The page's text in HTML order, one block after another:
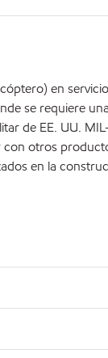
en
se requiere
de EE. UU.
otros
en la